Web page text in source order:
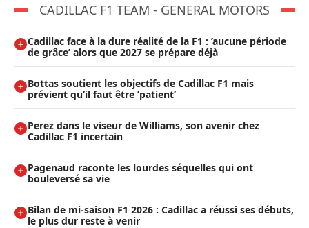
CADILLAC F1 TEAM - GENERAL MOTORS
Cadillac face à la dure réalité de la F1 : ’aucune période
de grâce’ alors que 2027 se prépare déjà
Bottas soutient les objectifs de Cadillac F1 mais
prévient qu’il faut être ’patient’
Perez dans le viseur de Williams, son avenir chez
Cadillac F1 incertain
Pagenaud raconte les lourdes séquelles qui ont
bouleversé sa vie
Bilan de mi-saison F1 2026 : Cadillac a réussi ses débuts,
le plus dur reste à venir